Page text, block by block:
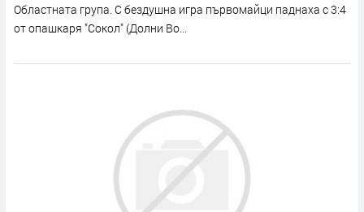
Областната група. С бездушна игра първомайци паднаха с 3:4
от опашкаря "Сокол" (Долни Во...